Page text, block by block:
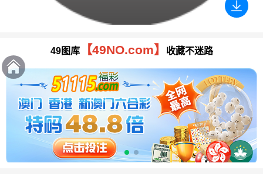
49图库【49NO.com】 收藏不迷路